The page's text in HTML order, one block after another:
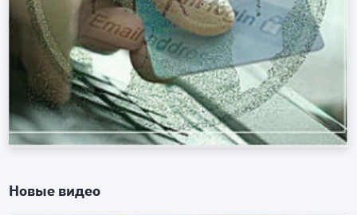
Новые видео